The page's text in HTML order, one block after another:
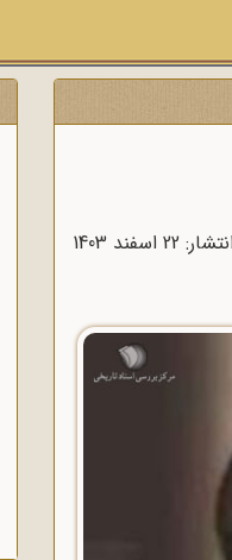
اسفند 1403